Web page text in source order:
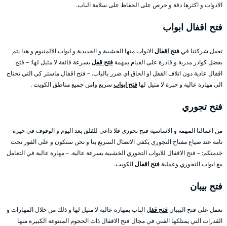
الادوات و اكثرها دقة و حرص على الحفاظ على سلامة الباب.
فتح اقفال ابواب
تعمل شركتنا فيفتح اقفالالابواب منها الخشبية و الحديدية و ابواب الالمنيوم و هذا يتم
بفضل كوادر مدربة و قادرة على القيام بمهمةفتح قفلبسرعة فائقة لا مثيل لها: – فتح
اقفال عادية دون اتلاف القفل او الحاق اي ضرر بالباب. – فتح اقفال ماستر كي التي تحتاج
الى مهارة عالية و خبرة لا مثيل لها فتح ابواب سريع وامن جميع مناطق الكويت .
فتح تجوري
من اعمالنا المهمة و الاساسية فتح تجوري فلا داعي للقلق بعد اليوم و الوقوف في حيرة
تامة عند ضياع مفتاح التجوري يكفي الاتصال السريع بنا و نحن سنكون و على الفور تحت
خدمتكم: – فتح الاقفال للابواب التجوري الخشبية بسرعة عالية. – مهارة عالية في التعامل
مع ابواب التجوري وعمليةفتح اقفالالكويت.
فتح بيبان
نعمل على فتح البيبانفتح قفلالباب بمهارة عالية لا مثيل لها و ذلك من خلال المهارات و
القدرات التي يمتلكها الفني في مجال فتح الاقفال ذات الحجوم المتنوعة الكبيرة منها